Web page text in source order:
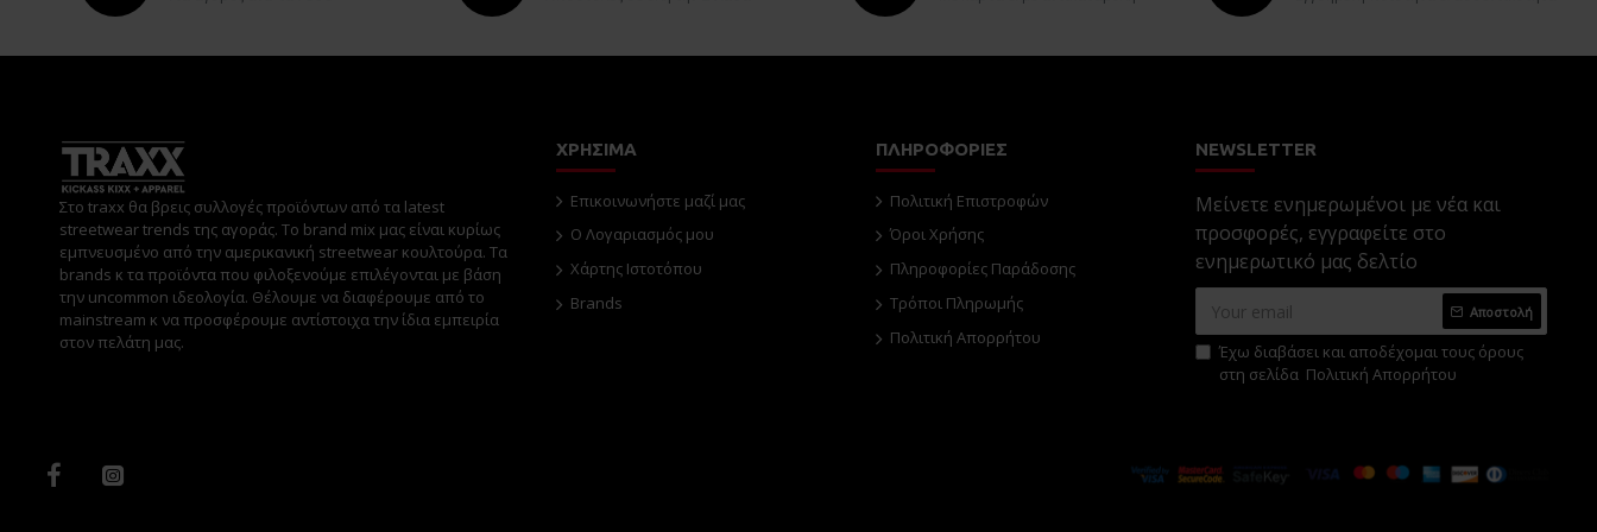
Στο traxx θα βρεις συλλογές προϊόντων από τα latest
streetwear trends της αγοράς. Το brand mix μας είναι κυρίως
εμπνευσμένο από την αμερικανική streetwear κουλτούρα. Τα
brands κ τα προϊόντα που φιλοξενούμε επιλέγονται με βάση
την uncommon ιδεολογία. Θέλουμε να διαφέρουμε από το
mainstream κ να προσφέρουμε αντίστοιχα την ίδια εμπειρία
στον πελάτη μας.
ΧΡΗΣΙΜΑ
Επικοινωνήστε μαζί μας
O Λογαριασμός μου
Χάρτης Ιστοτόπου
Brands
ΠΛΗΡΟΦΟΡΙΕΣ
Πολιτική Επιστροφών
Όροι Χρήσης
Πληροφορίες Παράδοσης
Τρόποι Πληρωμής
Πολιτική Απορρήτου
NEWSLETTER
Μείνετε ενημερωμένοι με νέα και
προσφορές, εγγραφείτε στο
ενημερωτικό μας δελτίο
Αποστολή
Έχω διαβάσει και αποδέχομαι τους όρους
στη σελίδα Πολιτική Απορρήτου